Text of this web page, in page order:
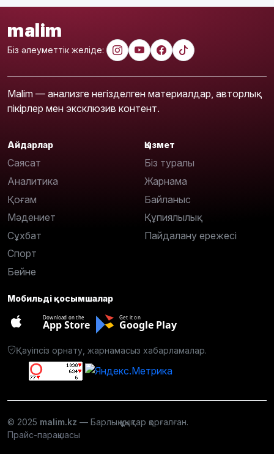
malim
Біз әлеуметтік желіде:
Malim — анализге негізделген материалдар, авторлық
пікірлер мен эксклюзив контент.
Айдарлар
Саясат
Аналитика
Қоғам
Мәдениет
Сұхбат
Спорт
Бейне
Қызмет
Біз туралы
Жарнама
Байланыс
Құпиялылық
Пайдалану ережесі
Мобильді қосымшалар
Download on the
App Store
Get it on
Google Play
Қауіпсіз орнату, жарнамасыз хабарламалар.
© 2025 malim.kz — Барлық құқықтар қорғалған.
Прайс-парақшасы